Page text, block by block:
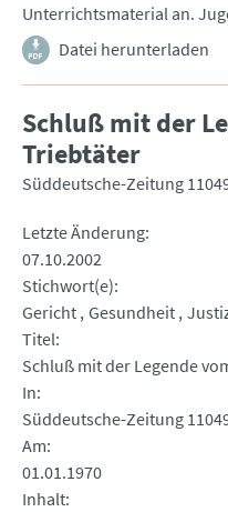
Unterrichtsmaterial an.
Datei herunterladen
Schluß mit der
Triebtäter
Süddeutsche-Zeitung
Letzte Änderung
07.10.2002
Stichwort(e)
Gericht Gesundheit
Titel
Schluß mit der Legende
In
Süddeutsche-Zeitung
Am
01.01.1970
Inhalt